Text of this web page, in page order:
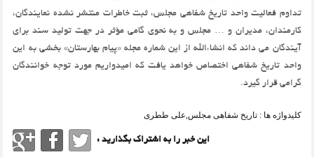
تداوم فعالیت واحد تاریخ شفاهی مجلس، ثبت خاطرات منتشر نشده نمایندگان،
کارمندان، مدیران و … مجلس و به نحوی گامی مؤثر در جهت تولید سند برای
آیندگان می داند که انشاءالله از این شماره مجله «پیام بهارستان» بخشی به این
واحد تاریخ شفاهی اختصاص خواهد یافت که امیدواریم مورد توجه خوانندگان
گرامی قرار گیرد.
کلیدواژه ها :تاریخ شفاهی مجلس,علی ططری
این خبر را به اشتراک بگذارید :